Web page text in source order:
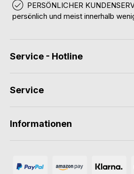
PERSÖNLICHER
persönlich und meist innerhalb
Service - Hotline
Service
Informationen